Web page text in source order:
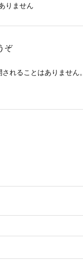
りません
ぞ
れることはありません。